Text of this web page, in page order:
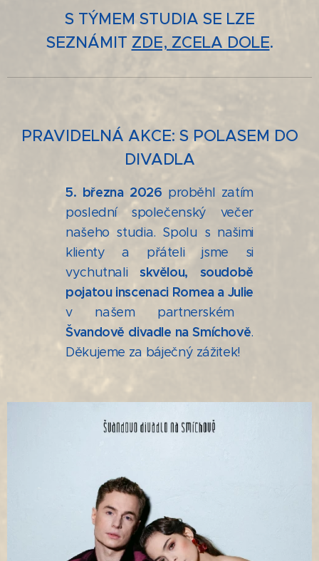
S TÝMEM STUDIA SE LZE
SEZNÁMIT ZDE, ZCELA DOLE.
PRAVIDELNÁ AKCE: S POLASEM DO
DIVADLA
5. března 2026 proběhl zatím
poslední společenský večer
našeho studia. Spolu s našimi
klienty a přáteli jsme si
vychutnali skvělou, soudobě
pojatou inscenaci Romea a Julie
v našem partnerském
Švandově divadle na Smíchově.
Děkujeme za báječný zážitek!